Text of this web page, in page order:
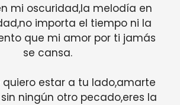
mi oscuridad,la melodía en
importa el tiempo ni la
que mi amor por ti jamás
se cansa.
quiero estar a tu lado,amarte
ningún otro pecado,eres la